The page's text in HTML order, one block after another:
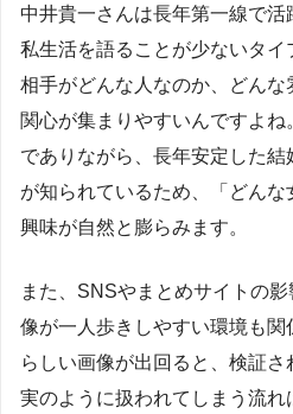
中井貴一さんは長年第一線で活
私生活を語ることが少ないタ
相手がどんな人なのか、どんな
関心が集まりやすいんですよね
でありながら、長年安定した結
が知られているため、「どんな
興味が自然と膨らみます。
また、SNSやまとめサイトの
像が一人歩きしやすい環境も
らしい画像が出回ると、検証
実のように扱われてしまう流れ